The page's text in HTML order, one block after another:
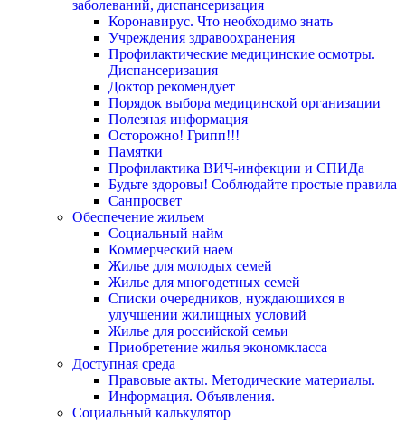
заболеваний, диспансеризация
Коронавирус. Что необходимо знать
Учреждения здравоохранения
Профилактические медицинские осмотры.
Диспансеризация
Доктор рекомендует
Порядок выбора медицинской организации
Полезная информация
Осторожно! Грипп!!!
Памятки
Профилактика ВИЧ-инфекции и СПИДа
Будьте здоровы! Соблюдайте простые правила
Санпросвет
Обеспечение жильем
Социальный найм
Коммерческий наем
Жилье для молодых семей
Жилье для многодетных семей
Списки очередников, нуждающихся в
улучшении жилищных условий
Жилье для российской семьи
Приобретение жилья экономкласса
Доступная среда
Правовые акты. Методические материалы.
Информация. Объявления.
Социальный калькулятор